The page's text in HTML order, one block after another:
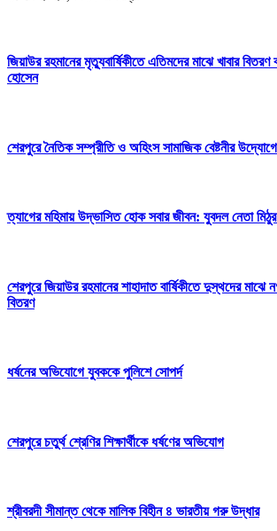
জিয়াউর রহমানের মৃত্যুবার্ষিকীতে এতিমদের মাঝে খাবার
হোসেন
শেরপুরে নৈতিক সম্প্রীতি ও অহিংস সামাজিক বেষ্টনীর
‎ত্যাগের মহিমায় উদ্ভাসিত হোক সবার জীবন: যুবদল নেতা
শেরপুরে জিয়াউর রহমানের শাহাদাত বার্ষিকীতে দুস্থদের মাঝে
বিতরণ
ধর্ষনের অভিযোগে যুবককে পুলিশে সোপর্দ
শেরপুরে চতুর্থ শ্রেণির শিক্ষার্থীকে ধর্ষণের অভিযোগ
শ্রীবরদী সীমান্ত থেকে মালিক বিহীন ৪ ভারতীয় গরু উদ্ধার